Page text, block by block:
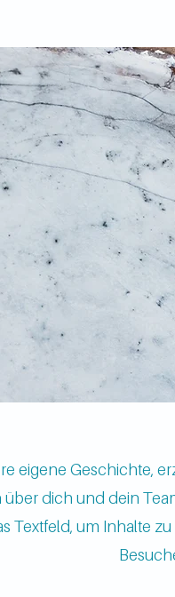
eigene Geschichte,
dich und dein
Textfeld, um Inhalte